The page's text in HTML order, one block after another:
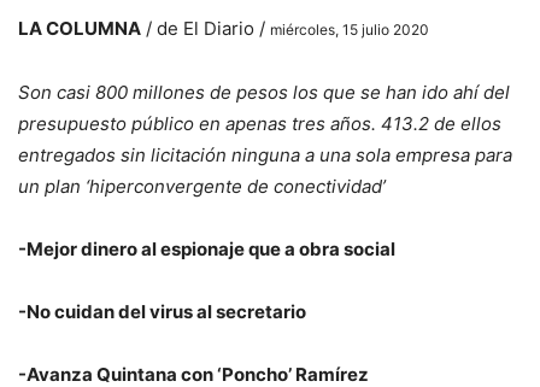
LA COLUMNA / de El Diario / miércoles, 15 julio 2020
Son casi 800 millones de pesos los que se han ido ahí del
presupuesto público en apenas tres años. 413.2 de ellos
entregados sin licitación ninguna a una sola empresa para
un plan ‘hiperconvergente de conectividad’
-Mejor dinero al espionaje que a obra social
-No cuidan del virus al secretario
-Avanza Quintana con ‘Poncho’ Ramírez